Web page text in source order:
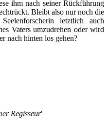
ihm nach seiner Rückführung
Bleibt also nur noch die
letztlich auch
Vaters umzudrehen oder wird
nach hinten los gehen?
Regisseur'